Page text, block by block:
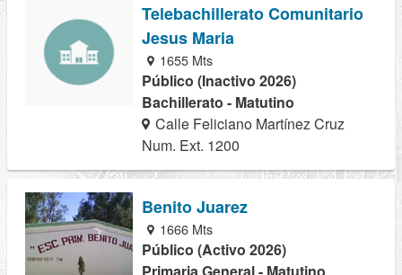
Telebachillerato Comunitario
Jesus Maria
1655 Mts
Público (Inactivo 2026)
Bachillerato - Matutino
Calle Feliciano Martínez Cruz
Num. Ext. 1200
Benito Juarez
1666 Mts
Público (Activo 2026)
Primaria General - Matutino